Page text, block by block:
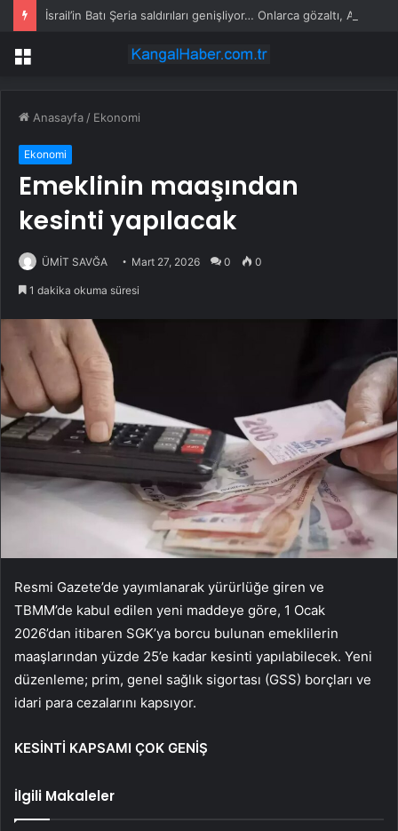
Menü
Anasayfa / Ekonomi
Ekonomi
Emeklinin maaşından
kesinti yapılacak
ÜMİT SAVĞA Mart 27, 2026 0 0
1 dakika okuma süresi
Resmi Gazete’de yayımlanarak yürürlüğe giren ve
TBMM’de kabul edilen yeni maddeye göre, 1 Ocak
2026’dan itibaren SGK’ya borcu bulunan emeklilerin
maaşlarından yüzde 25’e kadar kesinti yapılabilecek. Yeni
düzenleme; prim, genel sağlık sigortası (GSS) borçları ve
idari para cezalarını kapsıyor.
KESİNTİ KAPSAMI ÇOK GENİŞ
İlgili Makaleler